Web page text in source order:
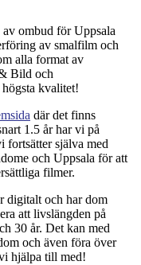
ombud för Uppsala
av smalfilm och
alla format av
Bild och
kvalitet!
där det finns
1.5 år har vi på
själva med
och Uppsala för att
filmer.
digitalt och har dom
att livslängden på
30 år. Det kan med
och även föra över
hjälpa till med!